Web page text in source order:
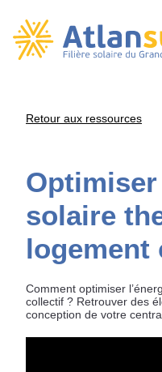
Retour aux ressources
Optimiser
solaire
logement
Comment optimiser
collectif ? Retrouver des
conception de votre